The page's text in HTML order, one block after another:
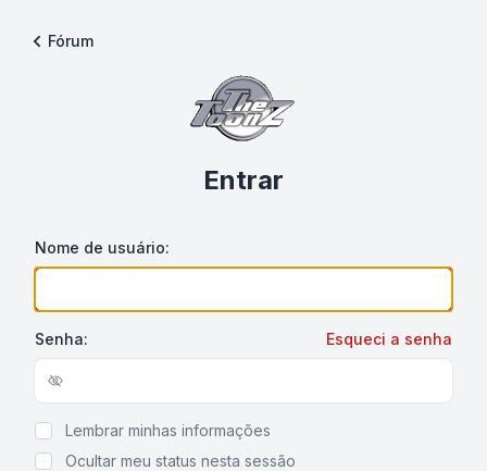
Fórum
Entrar
Nome de usuário:
Senha: Esqueci a senha
Show/hide password
Lembrar minhas informações
Ocultar meu status nesta sessão